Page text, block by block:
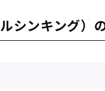
シンキング）